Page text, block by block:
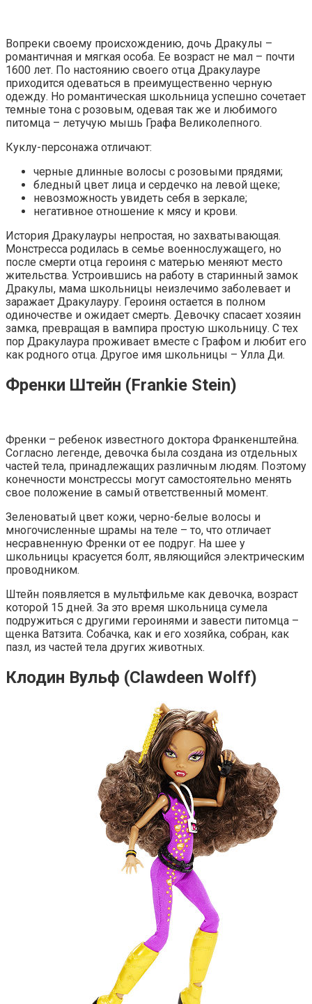
Вопреки своему происхождению, дочь Дракулы –
романтичная и мягкая особа. Ее возраст не мал – почти
1600 лет. По настоянию своего отца Дракулауре
приходится одеваться в преимущественно черную
одежду. Но романтическая школьница успешно сочетает
темные тона с розовым, одевая так же и любимого
питомца – летучую мышь Графа Великолепного.
Куклу-персонажа отличают:
черные длинные волосы с розовыми прядями;
бледный цвет лица и сердечко на левой щеке;
невозможность увидеть себя в зеркале;
негативное отношение к мясу и крови.
История Дракулауры непростая, но захватывающая.
Монстресса родилась в семье военнослужащего, но
после смерти отца героиня с матерью меняют место
жительства. Устроившись на работу в старинный замок
Дракулы, мама школьницы неизлечимо заболевает и
заражает Дракулауру. Героиня остается в полном
одиночестве и ожидает смерть. Девочку спасает хозяин
замка, превращая в вампира простую школьницу. С тех
пор Дракулаура проживает вместе с Графом и любит его
как родного отца. Другое имя школьницы – Улла Ди.
Френки Штейн (Frankie Stein)
Френки – ребенок известного доктора Франкенштейна.
Согласно легенде, девочка была создана из отдельных
частей тела, принадлежащих различным людям. Поэтому
конечности монстрессы могут самостоятельно менять
свое положение в самый ответственный момент.
Зеленоватый цвет кожи, черно-белые волосы и
многочисленные шрамы на теле – то, что отличает
несравненную Френки от ее подруг. На шее у
школьницы красуется болт, являющийся электрическим
проводником.
Штейн появляется в мультфильме как девочка, возраст
которой 15 дней. За это время школьница сумела
подружиться с другими героинями и завести питомца –
щенка Ватзита. Собачка, как и его хозяйка, собран, как
пазл, из частей тела других животных.
Клодин Вульф (Clawdeen Wolff)